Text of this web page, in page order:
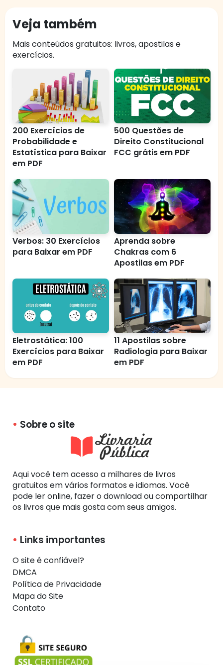
Veja também
Mais conteúdos gratuitos: livros, apostilas e
exercícios.
200 Exercícios de
Probabilidade e
Estatística para Baixar
em PDF
500 Questões de
Direito Constitucional
FCC grátis em PDF
Verbos: 30 Exercícios
para Baixar em PDF
Aprenda sobre
Chakras com 6
Apostilas em PDF
Eletrostática: 100
Exercícios para Baixar
em PDF
11 Apostilas sobre
Radiologia para Baixar
em PDF
Sobre o site
Aqui você tem acesso a milhares de livros
gratuitos em vários formatos e idiomas. Você
pode ler online, fazer o download ou compartilhar
os livros que mais gosta com seus amigos.
Links importantes
O site é confiável?
DMCA
Política de Privacidade
Mapa do Site
Contato